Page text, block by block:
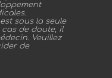
sous la seule
de doute, il
Veuillez
de